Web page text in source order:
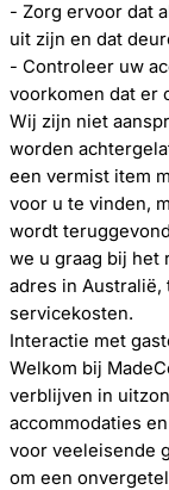
- Zorg ervoor dat
uit zijn en dat
- Controleer uw
voorkomen dat er
Wij zijn niet
worden
een vermist item
voor u te vinden,
wordt
we u graag bij het
adres in
servicekosten.
Interactie met
Welkom bij
verblijven in
accommodaties
voor veeleisende
om een